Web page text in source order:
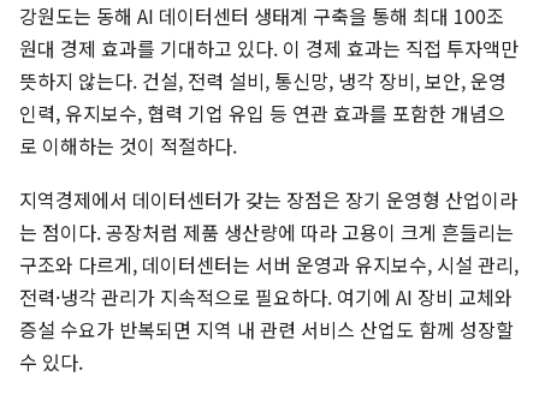
강원도는 동해 AI 데이터센터 생태계 구축을 통해 최대 100조
원대 경제 효과를 기대하고 있다. 이 경제 효과는 직접 투자액만
뜻하지 않는다. 건설, 전력 설비, 통신망, 냉각 장비, 보안, 운영
인력, 유지보수, 협력 기업 유입 등 연관 효과를 포함한 개념으
로 이해하는 것이 적절하다.
지역경제에서 데이터센터가 갖는 장점은 장기 운영형 산업이라
는 점이다. 공장처럼 제품 생산량에 따라 고용이 크게 흔들리는
구조와 다르게, 데이터센터는 서버 운영과 유지보수, 시설 관리,
전력·냉각 관리가 지속적으로 필요하다. 여기에 AI 장비 교체와
증설 수요가 반복되면 지역 내 관련 서비스 산업도 함께 성장할
수 있다.